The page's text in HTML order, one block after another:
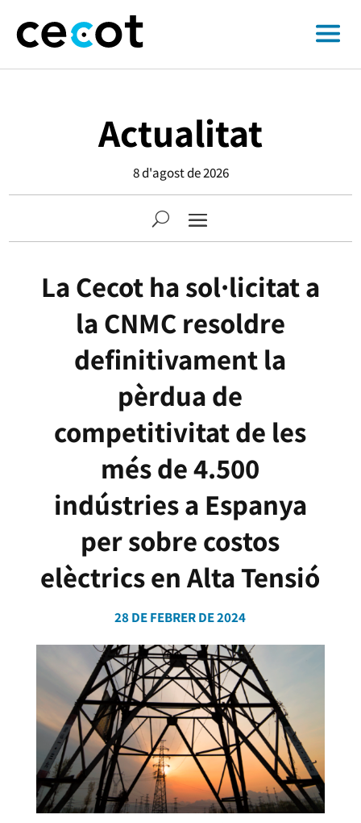
Actualitat
8 d'agost de 2026
La Cecot ha sol·licitat a
la CNMC resoldre
definitivament la
pèrdua de
competitivitat de les
més de 4.500
indústries a Espanya
per sobre costos
elèctrics en Alta Tensió
28 DE FEBRER DE 2024